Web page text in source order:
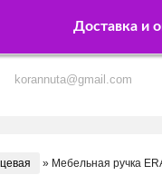
Доставка и
korannuta@gmail.com
» Мебельная ручка